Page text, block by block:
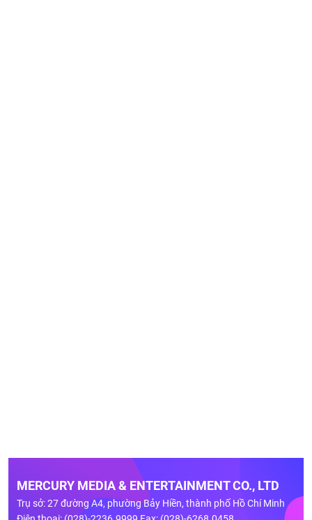
MERCURY MEDIA & ENTERTAINMENT CO., LTD
Trụ sở: 27 đường A4, phường Bảy Hiền, thành phố Hồ Chí Minh